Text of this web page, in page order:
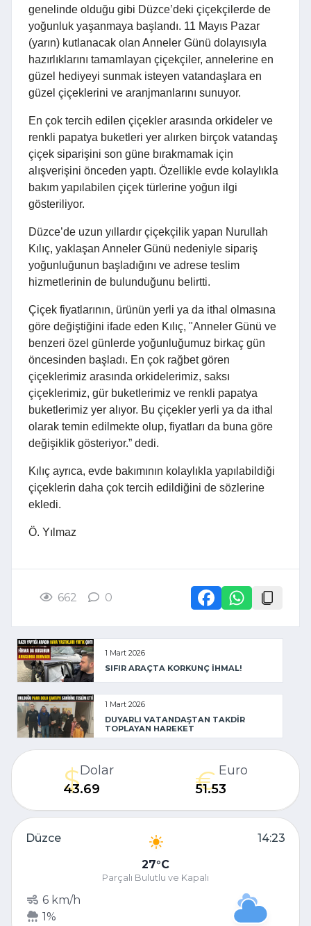
genelinde olduğu gibi Düzce’deki çiçekçilerde de
yoğunluk yaşanmaya başlandı. 11 Mayıs Pazar
(yarın) kutlanacak olan Anneler Günü dolayısıyla
hazırlıklarını tamamlayan çiçekçiler, annelerine en
güzel hediyeyi sunmak isteyen vatandaşlara en
güzel çiçeklerini ve aranjmanlarını sunuyor.
En çok tercih edilen çiçekler arasında orkideler ve
renkli papatya buketleri yer alırken birçok vatandaş
çiçek siparişini son güne bırakmamak için
alışverişini önceden yaptı. Özellikle evde kolaylıkla
bakım yapılabilen çiçek türlerine yoğun ilgi
gösteriliyor.
Düzce’de uzun yıllardır çiçekçilik yapan Nurullah
Kılıç, yaklaşan Anneler Günü nedeniyle sipariş
yoğunluğunun başladığını ve adrese teslim
hizmetlerinin de bulunduğunu belirtti.
Çiçek fiyatlarının, ürünün yerli ya da ithal olmasına
göre değiştiğini ifade eden Kılıç, "Anneler Günü ve
benzeri özel günlerde yoğunluğumuz birkaç gün
öncesinden başladı. En çok rağbet gören
çiçeklerimiz arasında orkidelerimiz, saksı
çiçeklerimiz, gür buketlerimiz ve renkli papatya
buketlerimiz yer alıyor. Bu çiçekler yerli ya da ithal
olarak temin edilmekte olup, fiyatları da buna göre
değişiklik gösteriyor.” dedi.
Kılıç ayrıca, evde bakımının kolaylıkla yapılabildiği
çiçeklerin daha çok tercih edildiğini de sözlerine
ekledi.
Ö. Yılmaz
662 0
1 Mart 2026
SIFIR ARAÇTA KORKUNÇ İHMAL!
1 Mart 2026
DUYARLI VATANDAŞTAN TAKDİR
TOPLAYAN HAREKET
Dolar
43.69
Euro
51.53
Düzce
14:23
27 C
Parçalı Bulutlu ve Kapalı
6 km/h
1%